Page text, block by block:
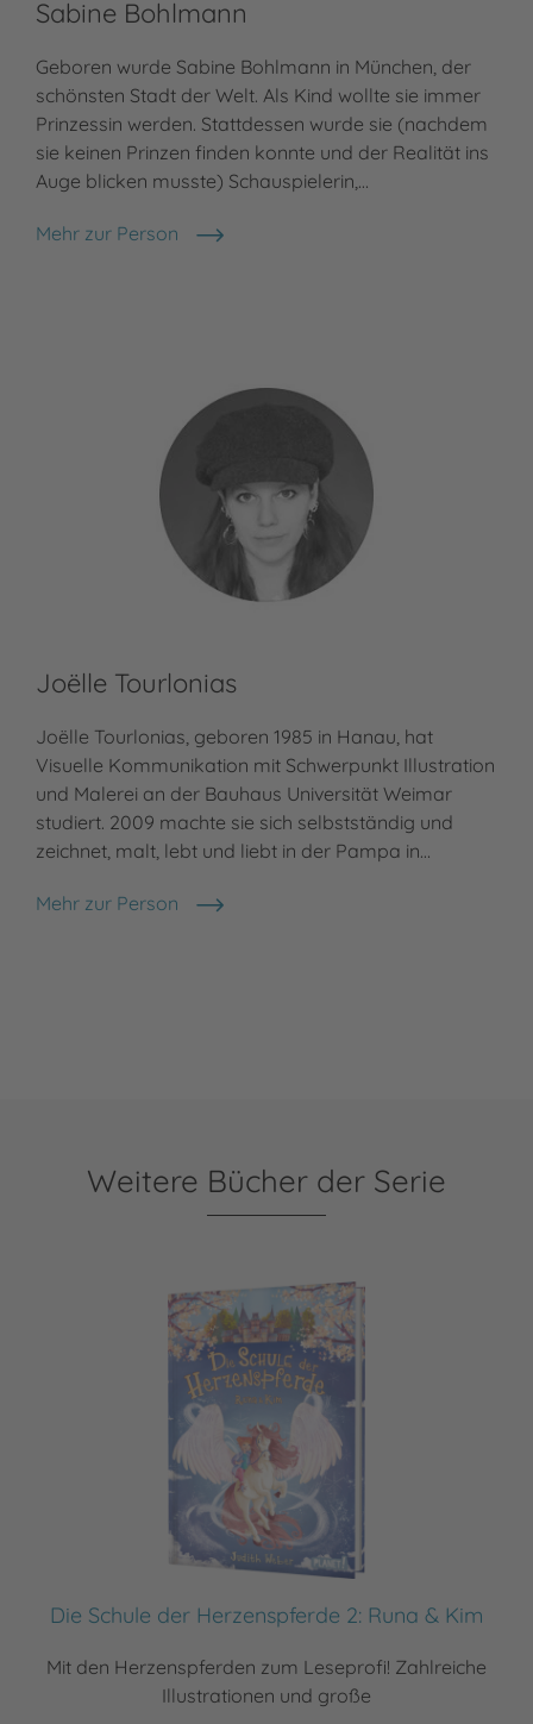
Sabine Bohlmann
Geboren wurde Sabine Bohlmann in München, der
schönsten Stadt der Welt. Als Kind wollte sie immer
Prinzessin werden. Stattdessen wurde sie (nachdem
sie keinen Prinzen finden konnte und der Realität ins
Auge blicken musste) Schauspielerin,…
Mehr zur Person
Sabine Bohlmann
Joëlle Tourlonias
Joëlle Tourlonias, geboren 1985 in Hanau, hat
Visuelle Kommunikation mit Schwerpunkt Illustration
und Malerei an der Bauhaus Universität Weimar
studiert. 2009 machte sie sich selbstständig und
zeichnet, malt, lebt und liebt in der Pampa in…
Mehr zur Person
Joëlle Tourlonias
Weitere Bücher der Serie
Die Schule der Herzenspferde 2: Runa & Kim
Mit den Herzenspferden zum Leseprofi! Zahlreiche
Illustrationen und große